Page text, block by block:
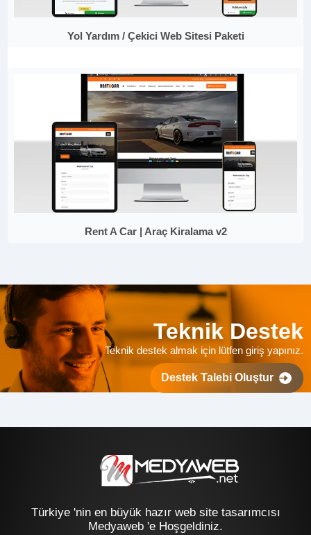
Yol Yardım / Çekici Web Sitesi Paketi
Rent A Car | Araç Kiralama v2
Teknik Destek
Teknik destek almak için lütfen giriş yapınız.
Destek Talebi Oluştur
Türkiye 'nin en büyük hazır web site tasarımcısı
Medyaweb 'e Hoşgeldiniz.